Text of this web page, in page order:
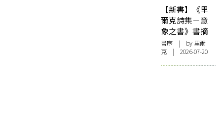
【新書】《里
爾克詩集－意
象之書》書摘
書序 | by 里爾
克 | 2026-07-20